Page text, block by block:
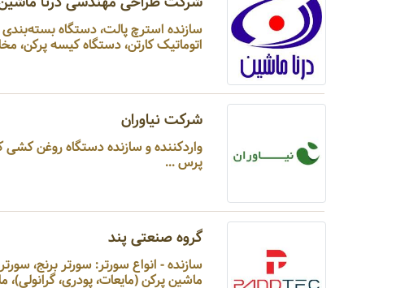
سازنده استرچ پالت، دستگاه
اتوماتیک کارتن، دستگاه کیسه پرکن،
شرکت نیاوران
واردکننده و سازنده
پرس ...
گروه صنعتی پند
سازنده - انواع سورتر: سورتر برنج،
ماشین پرکن (مایعات، پودری،